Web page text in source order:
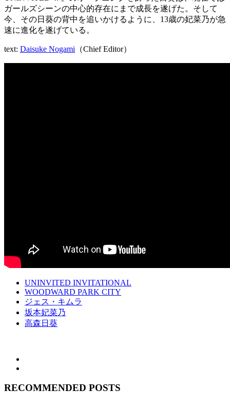
ガールズシーンの中心的存在にまで成長を遂げた。そして
今、その日葵の背中を追いかけるように、13歳の妃菜乃が急
速に進化を遂げている。
text: Daisuke Nogami （Chief Editor）
UNINVITED INVITATIONAL
WOODWARD PARK CITY
ジェス・キムラ
坂本妃菜乃
高森日葵
RECOMMENDED POSTS